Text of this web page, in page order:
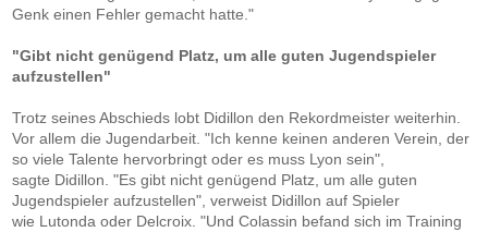
Genk einen Fehler gemacht hatte."
"Gibt nicht genügend Platz, um alle guten Jugendspieler
aufzustellen"
Trotz seines Abschieds lobt Didillon den Rekordmeister weiterhin.
Vor allem die Jugendarbeit. "Ich kenne keinen anderen Verein, der
so viele Talente hervorbringt oder es muss Lyon sein",
sagte Didillon. "Es gibt nicht genügend Platz, um alle guten
Jugendspieler aufzustellen", verweist Didillon auf Spieler
wie Lutonda oder Delcroix. "Und Colassin befand sich im Training